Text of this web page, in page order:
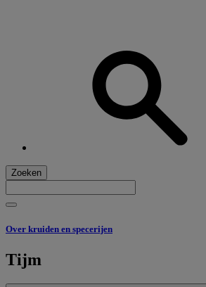
Zoeken
Over kruiden en specerijen
Tijm